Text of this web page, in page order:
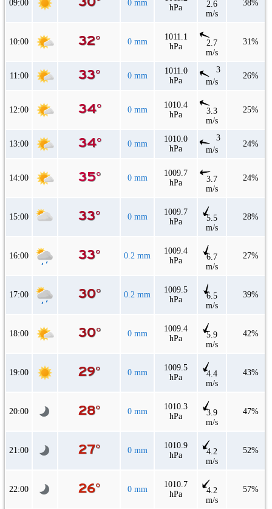
09:00 0 mm
hPa
2.6
m/s
38%
10:00 0 mm
1011.1
hPa
2.7
m/s
31%
11:00 0 mm
1011.0
hPa
3
m/s
26%
12:00 0 mm
1010.4
hPa
3.3
m/s
25%
13:00 0 mm
1010.0
hPa
3
m/s
24%
14:00 0 mm
1009.7
hPa
3.7
m/s
24%
15:00 0 mm
1009.7
hPa
5.5
m/s
28%
16:00 0.2 mm
1009.4
hPa
6.7
m/s
27%
17:00 0.2 mm
1009.5
hPa
6.5
m/s
39%
18:00 0 mm
1009.4
hPa
5.9
m/s
42%
19:00 0 mm
1009.5
hPa
4.4
m/s
43%
20:00 0 mm
1010.3
hPa
3.9
m/s
47%
21:00 0 mm
1010.9
hPa
4.2
m/s
52%
22:00 0 mm
1010.7
hPa
4.2
m/s
57%